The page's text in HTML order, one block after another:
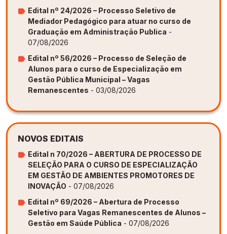
Edital nº 24/2026 – Processo Seletivo de
Mediador Pedagógico para atuar no curso de
Graduação em Administração Publica -
07/08/2026
Edital nº 56/2026 – Processo de Seleção de
Alunos para o curso de Especialização em
Gestão Pública Municipal – Vagas
Remanescentes - 03/08/2026
NOVOS EDITAIS
Edital n 70/2026 – ABERTURA DE PROCESSO DE
SELEÇÃO PARA O CURSO DE ESPECIALIZAÇÃO
EM GESTÃO DE AMBIENTES PROMOTORES DE
INOVAÇÃO - 07/08/2026
Edital nº 69/2026 – Abertura de Processo
Seletivo para Vagas Remanescentes de Alunos –
Gestão em Saúde Pública - 07/08/2026